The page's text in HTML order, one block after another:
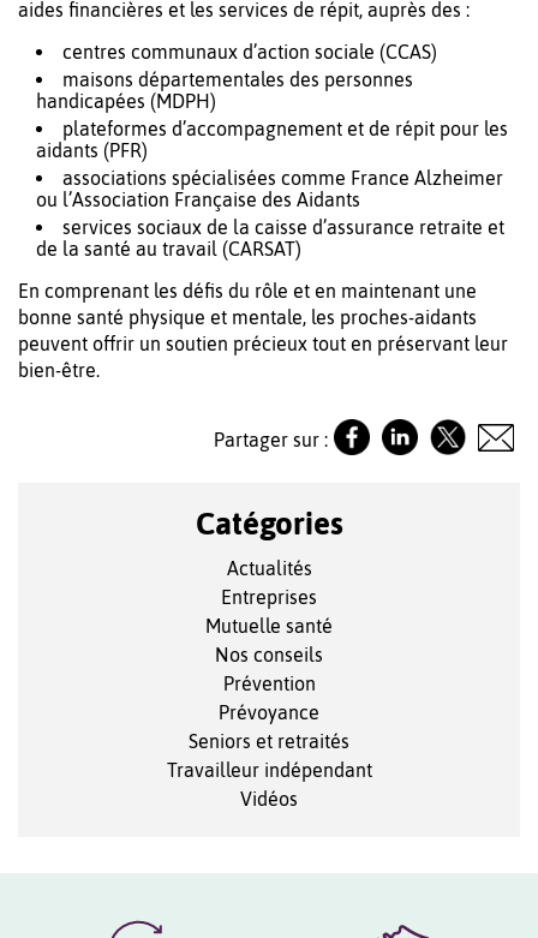
aides financières et les services de répit, auprès des :
centres communaux d’action sociale (CCAS)
maisons départementales des personnes
handicapées (MDPH)
plateformes d’accompagnement et de répit pour les
aidants (PFR)
associations spécialisées comme France Alzheimer
ou l’Association Française des Aidants
services sociaux de la caisse d’assurance retraite et
de la santé au travail (CARSAT)
En comprenant les défis du rôle et en maintenant une
bonne santé physique et mentale, les proches-aidants
peuvent offrir un soutien précieux tout en préservant leur
bien-être.
Partager sur :
Catégories
Actualités
Entreprises
Mutuelle santé
Nos conseils
Prévention
Prévoyance
Seniors et retraités
Travailleur indépendant
Vidéos